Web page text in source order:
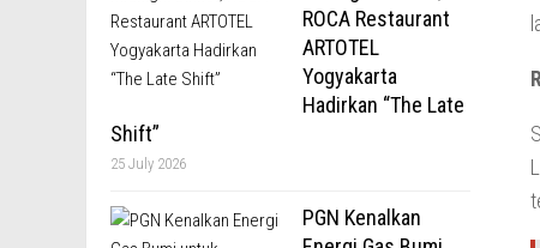
ROCA Restaurant
ARTOTEL
Yogyakarta
Hadirkan “The Late
Shift”
25 July 2026
PGN Kenalkan